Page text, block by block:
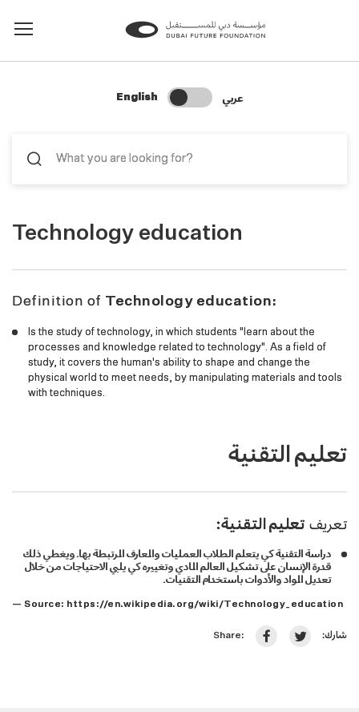
English Change Search Language
عربي
Technology education
Definition of Technology education:
Is the study of technology, in which students "learn about the
processes and knowledge related to technology". As a field of
study, it covers the human's ability to shape and change the
physical world to meet needs, by manipulating materials and tools
with techniques.
تعليم التقنية
تعريفتعليم التقنية:
دراسة التقنية كي يتعلم الطلاب العمليات والمعارف المرتبطة بها. ويغطي ذلك
قدرة الإنسان على تشكيل العالم المادي وتغييره كي يلبي الاحتياجات من خلال
تعديل المواد والأدوات باستخدام التقنيات.
— Source: https://en.wikipedia.org/wiki/Technology_education
Share: شارك: